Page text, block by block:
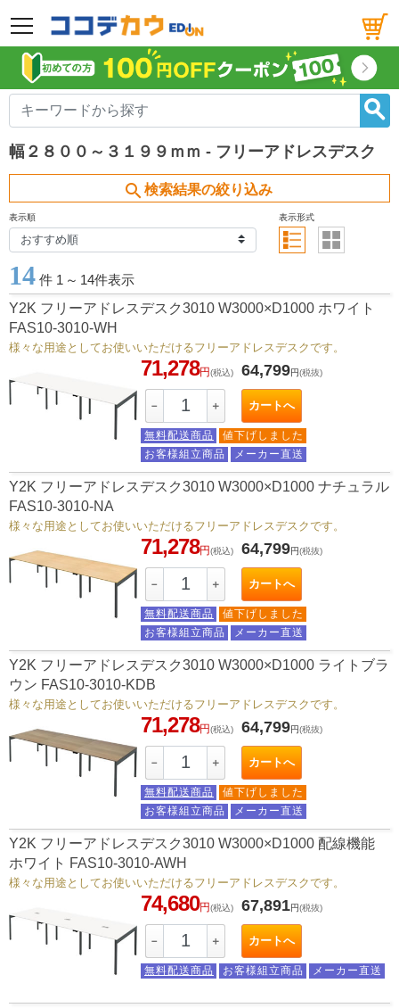
メニュー
幅２８００～３１９９ｍｍ - フリーアドレスデスク
search 検索結果の絞り込み
表示順 表示形式
14 件 1 ～ 14件表示
Y2K フリーアドレスデスク3010 W3000×D1000 ホワイト
FAS10-3010-WH
様々な用途としてお使いいただけるフリーアドレスデスクです。
71,278円(税込) 64,799円(税抜)
－ ＋ カートへ
無料配送商品
値下げしました
お客様組立商品
メーカー直送
Y2K フリーアドレスデスク3010 W3000×D1000 ナチュラル
FAS10-3010-NA
様々な用途としてお使いいただけるフリーアドレスデスクです。
71,278円(税込) 64,799円(税抜)
－ ＋ カートへ
無料配送商品
値下げしました
お客様組立商品
メーカー直送
Y2K フリーアドレスデスク3010 W3000×D1000 ライトブラ
ウン FAS10-3010-KDB
様々な用途としてお使いいただけるフリーアドレスデスクです。
71,278円(税込) 64,799円(税抜)
－ ＋ カートへ
無料配送商品
値下げしました
お客様組立商品
メーカー直送
Y2K フリーアドレスデスク3010 W3000×D1000 配線機能
ホワイト FAS10-3010-AWH
様々な用途としてお使いいただけるフリーアドレスデスクです。
74,680円(税込) 67,891円(税抜)
－ ＋ カートへ
無料配送商品 お客様組立商品 メーカー直送